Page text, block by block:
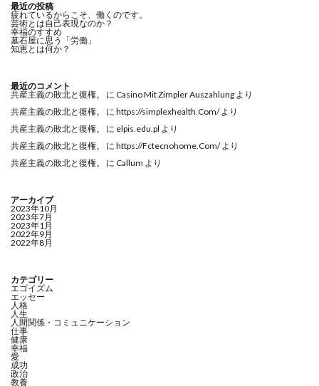
最近の投稿
疲れているからこそ、働くのです。
芸術とは自己表現なのか？
幸福のすすめ
墓石屋に思う「労働」
知恵とは何か？
最近のコメント
共産主義の敗北と復権。
に Casino Mit Zimpler Auszahlung より
共産主義の敗北と復権。
に https://simplexhealth.Com/より
共産主義の敗北と復権。
に elpis.edu.pl より
共産主義の敗北と復権。
に https://Fctecnohome.Com/より
共産主義の敗北と復権。
に Callum より
アーカイブ
2023年10月
2023年7月
2023年1月
2022年9月
2022年8月
カテゴリー
エゴイズム
エッセー
人格
人生
人間関係・コミュニケーション
仕事
健康
幸福
愛
成功
政治
教養